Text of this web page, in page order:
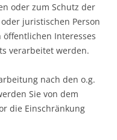
oder zum Schutz der
juristischen Person
Interesses
verarbeitet werden.
nach den o.g.
Sie von dem
die Einschränkung